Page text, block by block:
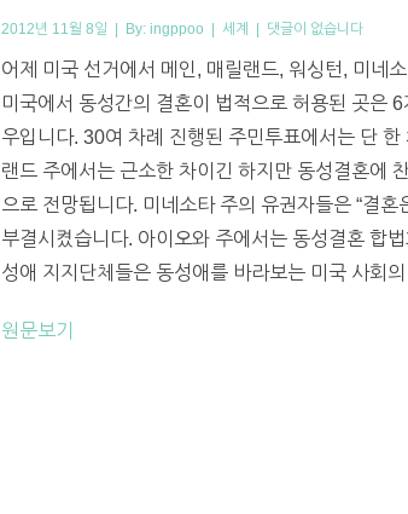
2012년 11월 8일 | By: ingppoo | 세계 | 댓글이 없습니다
어제 미국 선거에서 메인, 매릴랜드, 워싱턴, 미네
미국에서 동성간의 결혼이 법적으로 허용된 곳은
우입니다. 30여 차례 진행된 주민투표에서는 단
랜드 주에서는 근소한 차이긴 하지만 동성결혼에
으로 전망됩니다. 미네소타 주의 유권자들은 “결
부결시켰습니다. 아이오와 주에서는 동성결혼 합
성애 지지단체들은 동성애를 바라보는 미국 사회
원문보기